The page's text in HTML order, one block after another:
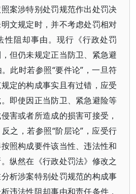
案涉特别处罚规范作出处罚决
文规定时，并不考虑处罚相对
性阻却事由。现行《行政处罚
但仍未规定正当防卫、紧急避
此时若参照“要件论”，一旦符
定的构成事实且有过错，应受
即使因正当防卫、紧急避险等
害或者所造成的损害可接受，
之，若参照“阶层论”，应受行
照构成要件该当性、违法性和
纵然在《行政处罚法》修改之
析涉案特别处罚规范的构成事
违法性阻却事由和责任条件，